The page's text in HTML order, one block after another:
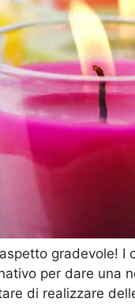
gradevole!
per dare una
di realizzare